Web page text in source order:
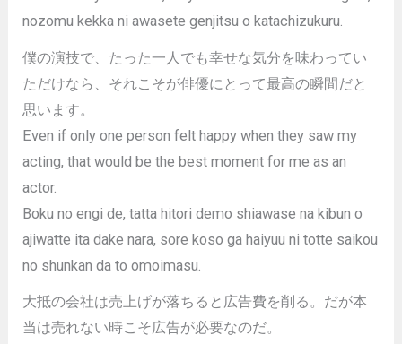
nozomu kekka ni awasete genjitsu o katachizukuru.
僕の演技で、たった一人でも幸せな気分を味わってい
ただけなら、それこそが俳優にとって最高の瞬間だと
思います。
Even if only one person felt happy when they saw my
acting, that would be the best moment for me as an
actor.
Boku no engi de, tatta hitori demo shiawase na kibun o
ajiwatte ita dake nara, sore koso ga haiyuu ni totte saikou
no shunkan da to omoimasu.
大抵の会社は売上げが落ちると広告費を削る。だが本
当は売れない時こそ広告が必要なのだ。